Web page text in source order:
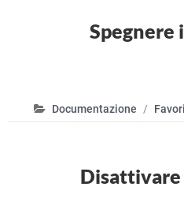
Documentazione